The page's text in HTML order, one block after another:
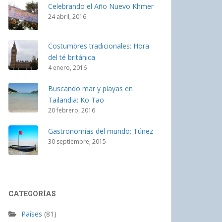
Celebrando el Año Nuevo Khmer
24 abril, 2016
Costumbres tradicionales: Hora
del té británica
4 enero, 2016
Buscando mar y playas en
Tailandia: Ko Tao
20 febrero, 2016
Gastronomías del mundo: Túnez
30 septiembre, 2015
CATEGORÍAS
Países (81)